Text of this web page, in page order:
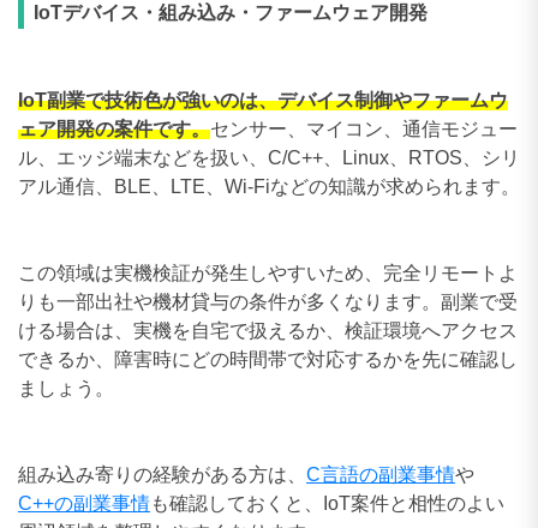
IoTデバイス・組み込み・ファームウェア開発
IoT副業で技術色が強いのは、デバイス制御やファームウ
ェア開発の案件です。センサー、マイコン、通信モジュー
ル、エッジ端末などを扱い、C/C++、Linux、RTOS、シリ
アル通信、BLE、LTE、Wi-Fiなどの知識が求められます。
この領域は実機検証が発生しやすいため、完全リモートよ
りも一部出社や機材貸与の条件が多くなります。副業で受
ける場合は、実機を自宅で扱えるか、検証環境へアクセス
できるか、障害時にどの時間帯で対応するかを先に確認し
ましょう。
組み込み寄りの経験がある方は、 C言語の副業事情や
C++の副業事情も確認しておくと、IoT案件と相性のよい